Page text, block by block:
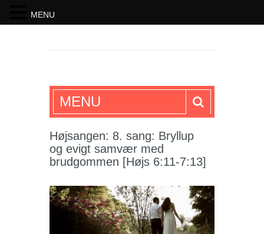
SKRIFTEN
MENU
Højsangen: 8. sang: Bryllup
og evigt samvær med
brudgommen [Højs 6:11-7:13]
MENU